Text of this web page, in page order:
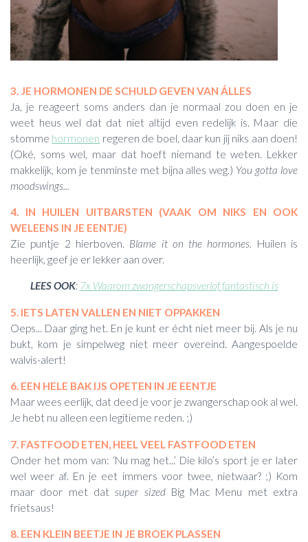
3. JE HORMONEN DE SCHULD GEVEN VAN ÁLLES
Ja, je reageert soms anders dan je normaal zou doen en je
weet heus wel dat dat niet altijd even redelijk is. Maar die
stomme hormonen regeren de boel, daar kun jij niks aan doen!
(Oké, soms wel, maar dat hoeft niemand te weten. Lekker
makkelijk, kom je tenminste met bijna alles weg.) You gotta love
moodswings...
4. IN HUILEN UITBARSTEN (VAAK OM NIKS EN OOK
WELEENS IN JE EENTJE)
Zie puntje 2 hierboven. Blame it on the hormones. Huilen is
heerlijk, geef je er lekker aan over.
LEES OOK: 7x Waarom zwangerschapsverlof fantastisch is
5. IETS LATEN VALLEN EN NIET OPPAKKEN
Oeps... Daar ging het. En je kunt er écht niet meer bij. Als je nu
bukt, kom je simpelweg niet meer overeind. Aangespoelde
walvis-alert!
6. EEN HELE BAK IJS OPETEN IN JE EENTJE
Maar wees eerlijk, dat deed je voor je zwangerschap ook al wel.
Je hebt nu alleen een legitieme reden. ;)
7. FASTFOOD ETEN, HEEL VEEL FASTFOOD ETEN
Onder het mom van: ‘Nu mag het...’ Die kilo’s sport je er later
wel weer af. En je eet immers voor twee, nietwaar? ;) Kom
maar door met dat super sizedBig Mac Menu met extra
frietsaus!
8. EEN KLEIN BEETJE IN JE BROEK PLASSEN